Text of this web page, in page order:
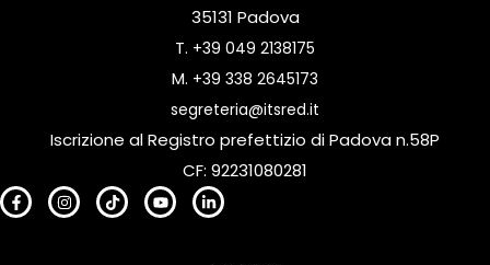
35131 Padova
T. +39 049 2138175
M. +39 338 2645173
segreteria@itsred.it
Iscrizione al Registro prefettizio di Padova n.58P
CF: 92231080281